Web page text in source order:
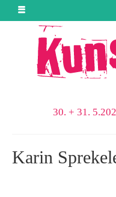
30. + 31.
Karin